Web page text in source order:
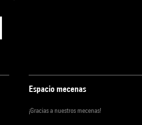
Espacio mecenas
¡Gracias a nuestros mecenas!